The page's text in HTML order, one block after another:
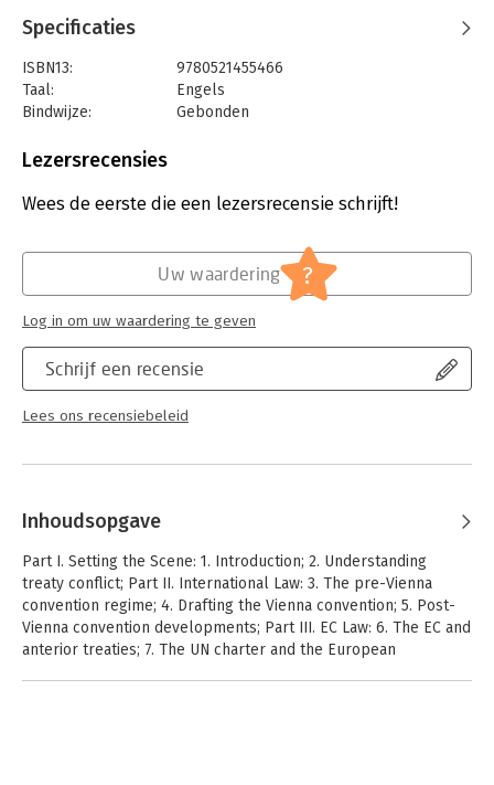
the European Court of Justice and examines how such conflicts
Specificaties
ISBN13:
9780521455466
Taal:
Engels
Bindwijze:
Gebonden
Uitgever:
Lezersrecensies
Wees de eerste die een lezersrecensie schrijft!
Schrijf een recensie
Lees ons recensiebeleid
Uw waardering ?
Log in om uw waardering te geven
Inhoudsopgave
Part I. Setting the Scene: 1. Introduction; 2. Understanding
treaty conflict; Part II. International Law: 3. The pre-Vienna
convention regime; 4. Drafting the Vienna convention; 5. Post-
Vienna convention developments; Part III. EC Law: 6. The EC and
anterior treaties; 7. The UN charter and the European